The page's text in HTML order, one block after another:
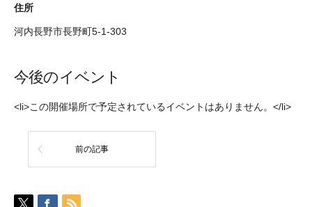
住所
河内長野市長野町5-1-303
今後のイベント
<li>この開催場所で予定されているイベントはありません。</li>
前の記事